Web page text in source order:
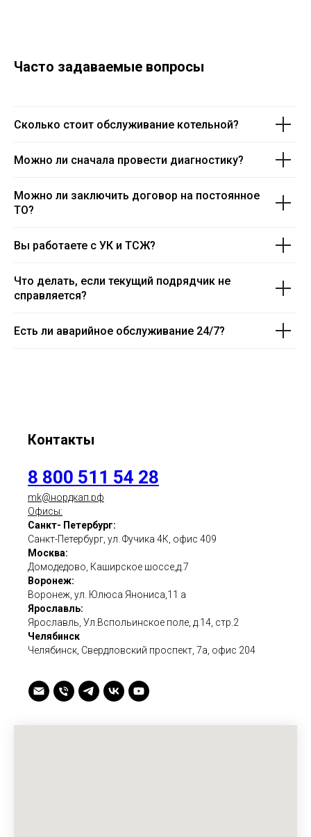
Часто задаваемые вопросы
Сколько стоит обслуживание котельной?
Можно ли сначала провести диагностику?
Можно ли заключить договор на постоянное
ТО?
Вы работаете с УК и ТСЖ?
Что делать, если текущий подрядчик не
справляется?
Есть ли аварийное обслуживание 24/7?
Контакты
8 800 511 54 28
mk@нордкап.рф
Офисы:
Санкт- Петербург:
Санкт-Петербург, ул. Фучика 4К, офис 409
Москва:
Домодедово, Каширское шоссе,д.7
Воронеж:
Воронеж, ул. Юлюса Янониса,11 а
Ярославль:
Ярославль, Ул.Вспольинское поле, д.14, стр.2
Челябинск
Челябинск, Свердловский проспект, 7а, офис 204